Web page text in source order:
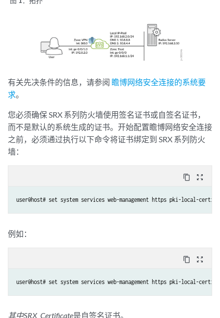
有关先决条件的信息，请参阅 瞻博网络安全连接的系统要
求。
您必须确保 SRX 系列防火墙使用签名证书或自签名证书，
而不是默认的系统生成的证书。开始配置瞻博网络安全连接
之前，必须通过执行以下命令将证书绑定到 SRX 系列防火
墙：
content_copy zoom_out_map
user@host# set system services web-management https pki-local-
例如：
content_copy zoom_out_map
user@host# set system services web-management https pki-local-
其中SRX_Certificate是自签名证书。